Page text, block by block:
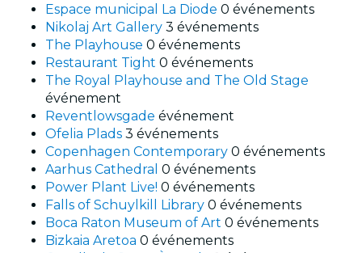
Espace municipal La Diode 0 événements
Nikolaj Art Gallery 3 événements
The Playhouse 0 événements
Restaurant Tight 0 événements
The Royal Playhouse and The Old Stage
événement
Reventlowsgade événement
Ofelia Plads 3 événements
Copenhagen Contemporary 0 événements
Aarhus Cathedral 0 événements
Power Plant Live! 0 événements
Falls of Schuylkill Library 0 événements
Boca Raton Museum of Art 0 événements
Bizkaia Aretoa 0 événements